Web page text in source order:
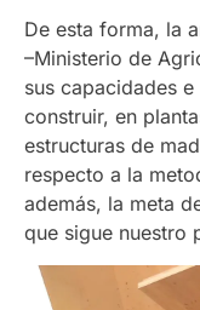
De esta forma, la
–Ministerio de
sus capacidades
construir, en
estructuras de
respecto a la
además, la meta
que sigue nuestro